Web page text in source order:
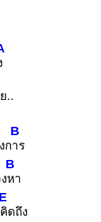
..
ก
B
าร
B
หา
E
คิดถึง